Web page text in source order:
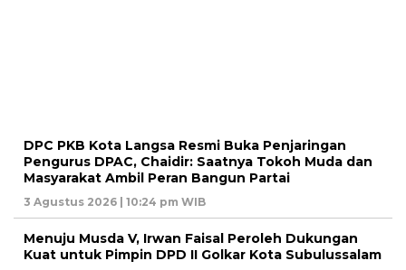
DPC PKB Kota Langsa Resmi Buka Penjaringan
Pengurus DPAC, Chaidir: Saatnya Tokoh Muda dan
Masyarakat Ambil Peran Bangun Partai
3 Agustus 2026 | 10:24 pm WIB
Menuju Musda V, Irwan Faisal Peroleh Dukungan
Kuat untuk Pimpin DPD II Golkar Kota Subulussalam